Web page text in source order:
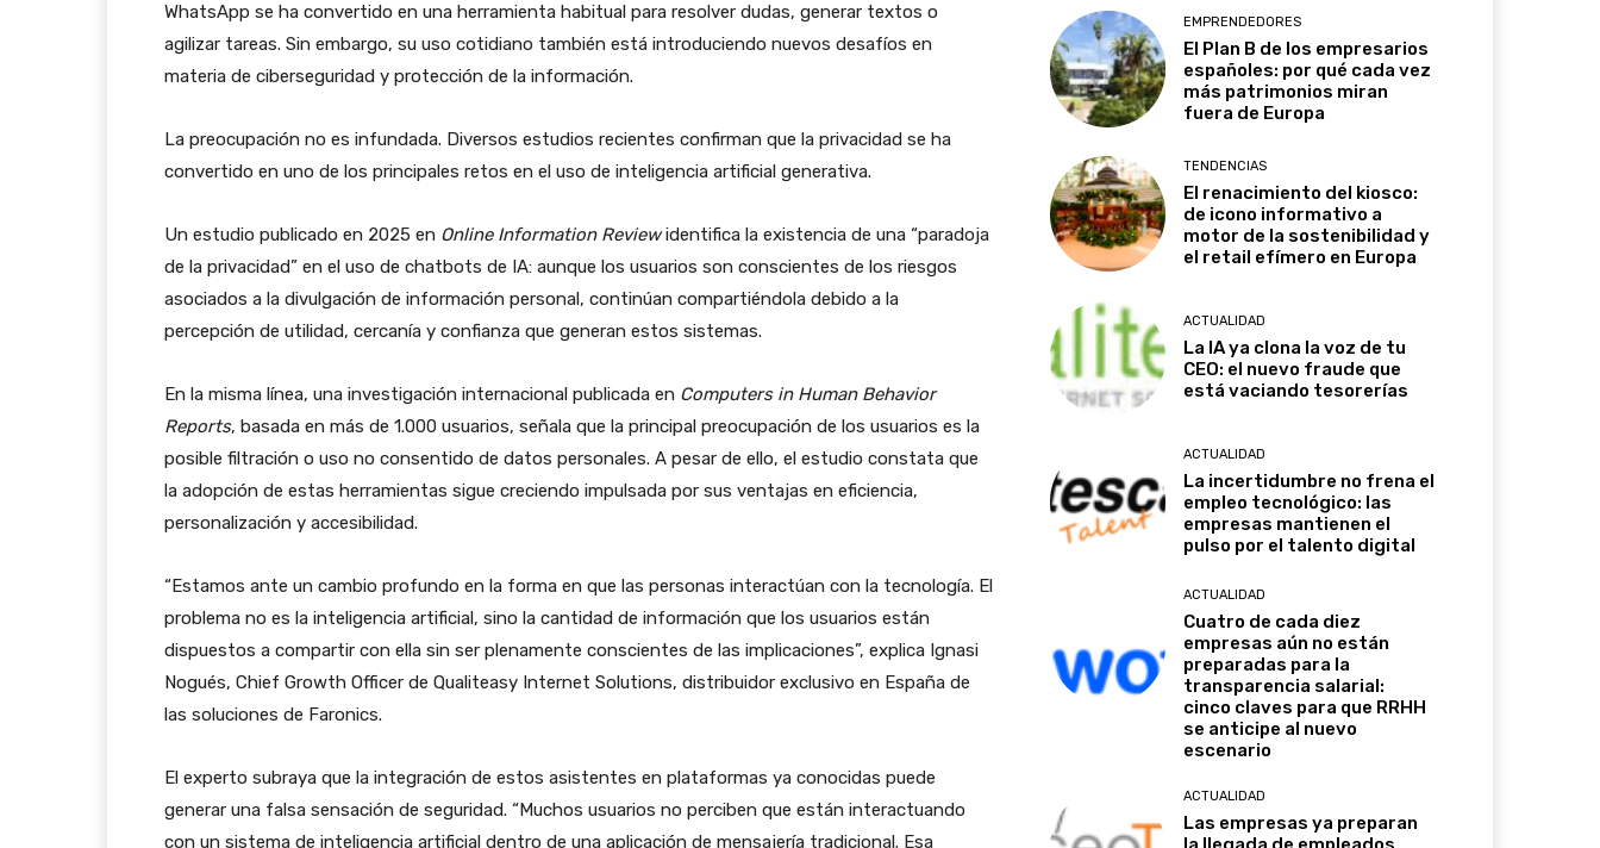
WhatsApp se ha convertido en una herramienta habitual para resolver dudas, generar textos o
agilizar tareas. Sin embargo, su uso cotidiano también está introduciendo nuevos desafíos en
materia de ciberseguridad y protección de la información.
La preocupación no es infundada. Diversos estudios recientes confirman que la privacidad se ha
convertido en uno de los principales retos en el uso de inteligencia artificial generativa.
Un estudio publicado en 2025 en Online Information Reviewidentifica la existencia de una “paradoja
de la privacidad” en el uso de chatbots de IA: aunque los usuarios son conscientes de los riesgos
asociados a la divulgación de información personal, continúan compartiéndola debido a la
percepción de utilidad, cercanía y confianza que generan estos sistemas.
En la misma línea, una investigación internacional publicada en Computers in Human Behavior
Reports, basada en más de 1.000 usuarios, señala que la principal preocupación de los usuarios es la
posible filtración o uso no consentido de datos personales. A pesar de ello, el estudio constata que
la adopción de estas herramientas sigue creciendo impulsada por sus ventajas en eficiencia,
personalización y accesibilidad.
“Estamos ante un cambio profundo en la forma en que las personas interactúan con la tecnología. El
problema no es la inteligencia artificial, sino la cantidad de información que los usuarios están
dispuestos a compartir con ella sin ser plenamente conscientes de las implicaciones”, explica Ignasi
Nogués, Chief Growth Officer de Qualiteasy Internet Solutions, distribuidor exclusivo en España de
las soluciones de Faronics.
El experto subraya que la integración de estos asistentes en plataformas ya conocidas puede
generar una falsa sensación de seguridad. “Muchos usuarios no perciben que están interactuando
con un sistema de inteligencia artificial dentro de una aplicación de mensajería tradicional. Esa
EMPRENDEDORES
El Plan B de los empresarios
españoles: por qué cada vez
más patrimonios miran
fuera de Europa
TENDENCIAS
El renacimiento del kiosco:
de icono informativo a
motor de la sostenibilidad y
el retail efímero en Europa
ACTUALIDAD
La IA ya clona la voz de tu
CEO: el nuevo fraude que
está vaciando tesorerías
ACTUALIDAD
La incertidumbre no frena el
empleo tecnológico: las
empresas mantienen el
pulso por el talento digital
ACTUALIDAD
Cuatro de cada diez
empresas aún no están
preparadas para la
transparencia salarial:
cinco claves para que RRHH
se anticipe al nuevo
escenario
ACTUALIDAD
Las empresas ya preparan